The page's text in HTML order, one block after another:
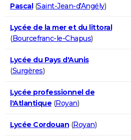
Pascal(Saint-Jean-d'Angély)
Lycée de la mer et du littoral
(Bourcefranc-le-Chapus)
Lycée du Pays d'Aunis
(Surgères)
Lycée professionnel de
l'Atlantique (Royan)
Lycée Cordouan (Royan)